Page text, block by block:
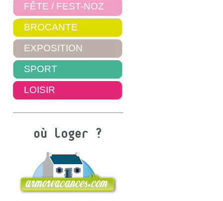
FÊTE / FEST-NOZ
BROCANTE
EXPOSITION
SPORT
LOISIR